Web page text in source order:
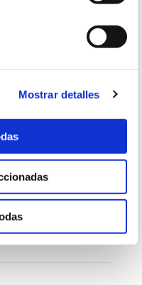
Mostrar detalles